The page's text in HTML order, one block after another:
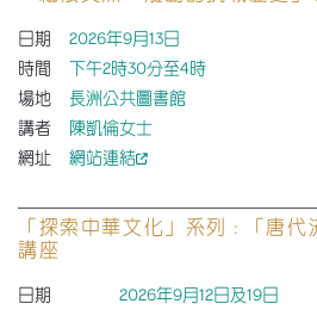
「探索中華文化」系列 : 「唐代
講座
日期
2026年9月12日及19日
日期
2026年9月13日
時間
下午2時30分至4時
場地
長洲公共圖書館
講者
陳凱倫女士
網址
網站連結